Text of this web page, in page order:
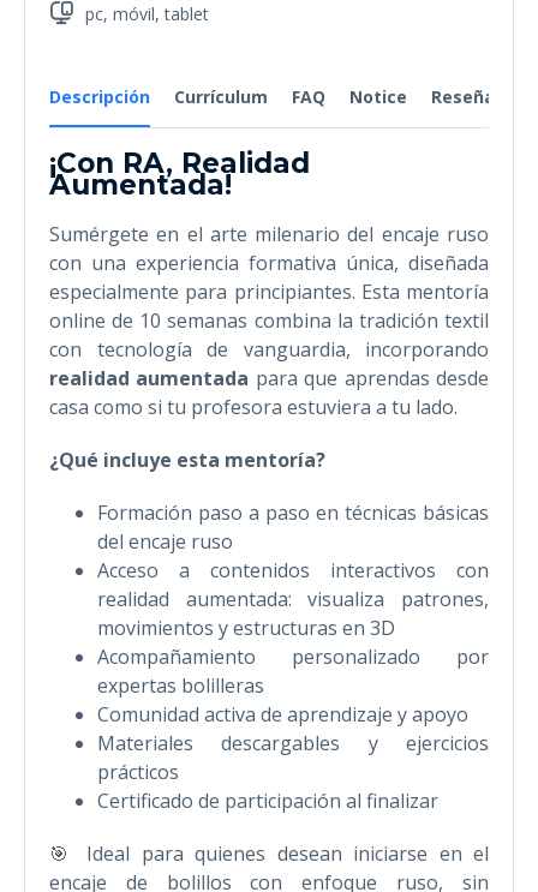
Descripción Currículum FAQ Notice Reseñas
¡Con RA, Realidad
Aumentada!
Sumérgete en el arte milenario del encaje ruso
con una experiencia formativa única, diseñada
especialmente para principiantes. Esta mentoría
online de 10 semanas combina la tradición textil
con tecnología de vanguardia, incorporando
realidad aumentada para que aprendas desde
casa como si tu profesora estuviera a tu lado.
¿Qué incluye esta mentoría?
Formación paso a paso en técnicas básicas
del encaje ruso
Acceso a contenidos interactivos con
realidad aumentada: visualiza patrones,
movimientos y estructuras en 3D
Acompañamiento personalizado por
expertas bolilleras
Comunidad activa de aprendizaje y apoyo
Materiales descargables y ejercicios
prácticos
Certificado de participación al finalizar
🎯 Ideal para quienes desean iniciarse en el
encaje de bolillos con enfoque ruso, sin
pc, móvil, tablet